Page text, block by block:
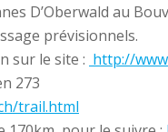
D’Oberwald au
prévisionnels.
sur le site : http://
273
trail.html